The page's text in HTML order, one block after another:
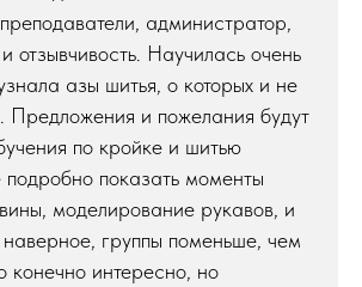
администратор,
отзывчивость. Научилась очень
азы шитья, о которых и не
Предложения и пожелания будут
по кройке и шитью
подробно показать моменты
моделирование рукавов, и
группы поменьше, чем
конечно интересно, но